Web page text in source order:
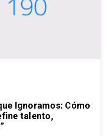
Ignoramos: Cómo
talento,